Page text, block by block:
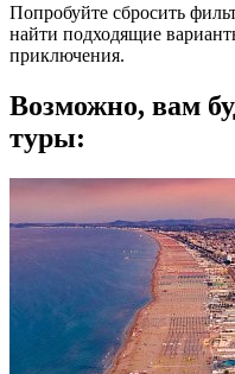
Попробуйте сбросить
найти подходящие
приключения.
Возможно, вам
туры: